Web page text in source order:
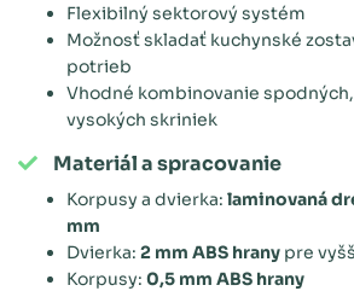
Flexibilný sektorový systém
Možnosť skladať kuchynské
potrieb
Vhodné kombinovanie
vysokých skriniek
Materiál a spracovanie
Korpusy a dvierka: laminovaná
mm
Dvierka: 2 mm ABS hrany pre
Korpusy: 0,5 mm ABS hrany